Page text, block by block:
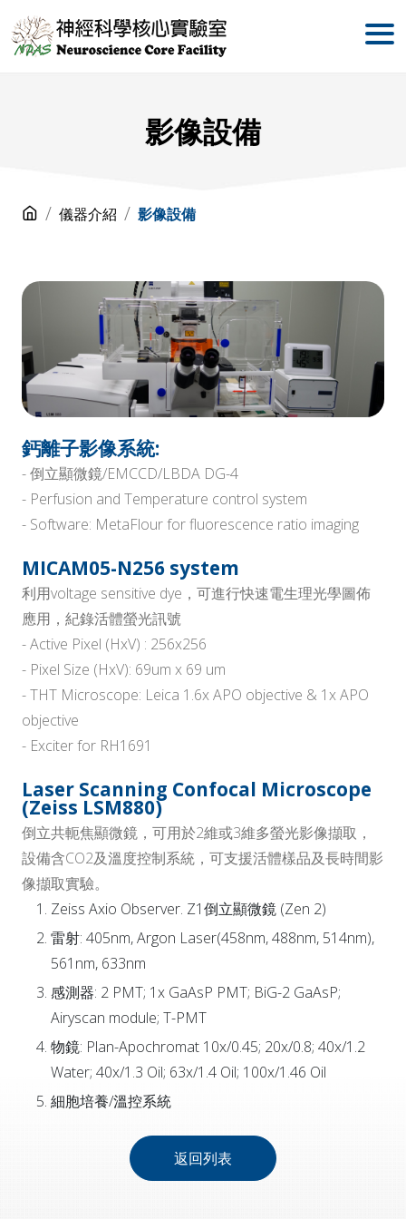
影像設備
儀器介紹 影像設備
鈣離子影像系統:
- 倒立顯微鏡/EMCCD/LBDA DG-4
- Perfusion and Temperature control system
- Software: MetaFlour for fluorescence ratio imaging
MICAM05-N256 system
利用voltage sensitive dye，可進行快速電生理光學圖佈
應用，紀錄活體螢光訊號
- Active Pixel (HxV) : 256x256
- Pixel Size (HxV): 69um x 69 um
- THT Microscope: Leica 1.6x APO objective & 1x APO
objective
- Exciter for RH1691
Laser Scanning Confocal Microscope
(Zeiss LSM880)
倒立共軛焦顯微鏡，可用於2維或3維多螢光影像擷取，
設備含CO2及溫度控制系統，可支援活體樣品及長時間影
像擷取實驗。
Zeiss Axio Observer. Z1倒立顯微鏡 (Zen 2)
雷射: 405nm, Argon Laser(458nm, 488nm, 514nm),
561nm, 633nm
感測器: 2 PMT; 1x GaAsP PMT; BiG-2 GaAsP;
Airyscan module; T-PMT
物鏡: Plan-Apochromat 10x/0.45; 20x/0.8; 40x/1.2
Water; 40x/1.3 Oil; 63x/1.4 Oil; 100x/1.46 Oil
細胞培養/溫控系統
返回列表